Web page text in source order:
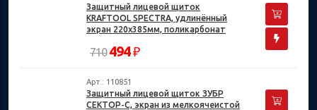
Защитный лицевой щиток
KRAFTOOL SPECTRA, удлинённый
экран 220х385мм, поликарбонат
710 494₽
Арт.: 110851
Защитный лицевой щиток ЗУБР
СЕКТОР-С, экран из мелкоячеистой